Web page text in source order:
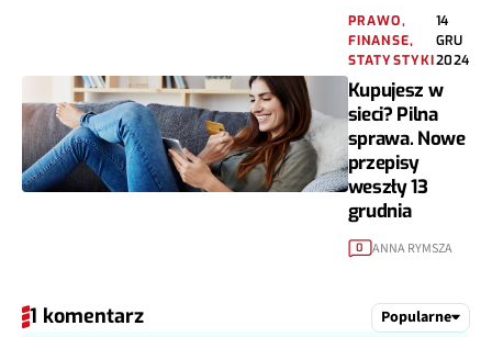
PRAWO,
FINANSE,
STATYSTYKI
14
GRU
2024
Kupujesz w
sieci? Pilna
sprawa. Nowe
przepisy
weszły 13
grudnia
0 ANNA RYMSZA
1 komentarz Popularne